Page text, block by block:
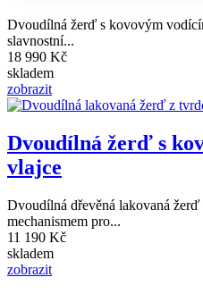
Dvoudílná žerď s kovovým
slavnostní...
18 990 Kč
skladem
zobrazit
Dvoudílná žerď s
vlajce
Dvoudílná dřevěná lakovaná
mechanismem pro...
11 190 Kč
skladem
zobrazit